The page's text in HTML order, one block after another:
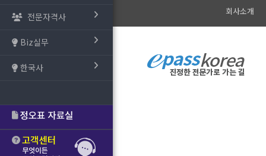
전문자격사
Biz실무
한국사
회사소개